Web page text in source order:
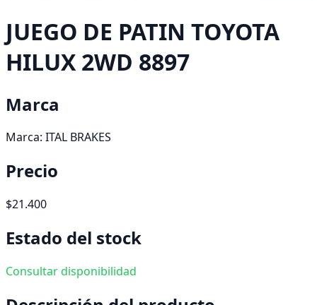
JUEGO DE PATIN TOYOTA
HILUX 2WD 8897
Marca
Marca: ITAL BRAKES
Precio
$21.400
Estado del stock
Consultar disponibilidad